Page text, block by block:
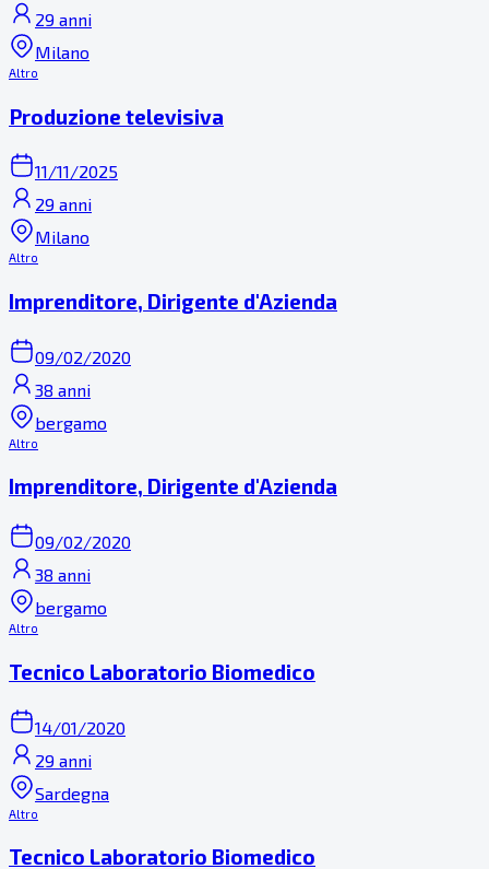
29 anni
Milano
Altro
Produzione televisiva
11/11/2025
29 anni
Milano
Altro
Imprenditore, Dirigente d'Azienda
09/02/2020
38 anni
bergamo
Altro
Imprenditore, Dirigente d'Azienda
09/02/2020
38 anni
bergamo
Altro
Tecnico Laboratorio Biomedico
14/01/2020
29 anni
Sardegna
Altro
Tecnico Laboratorio Biomedico